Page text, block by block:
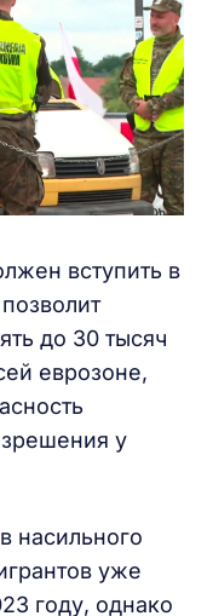
вступить в
до 30 тысяч
еврозоне,
у
насильного
уже
году, однако